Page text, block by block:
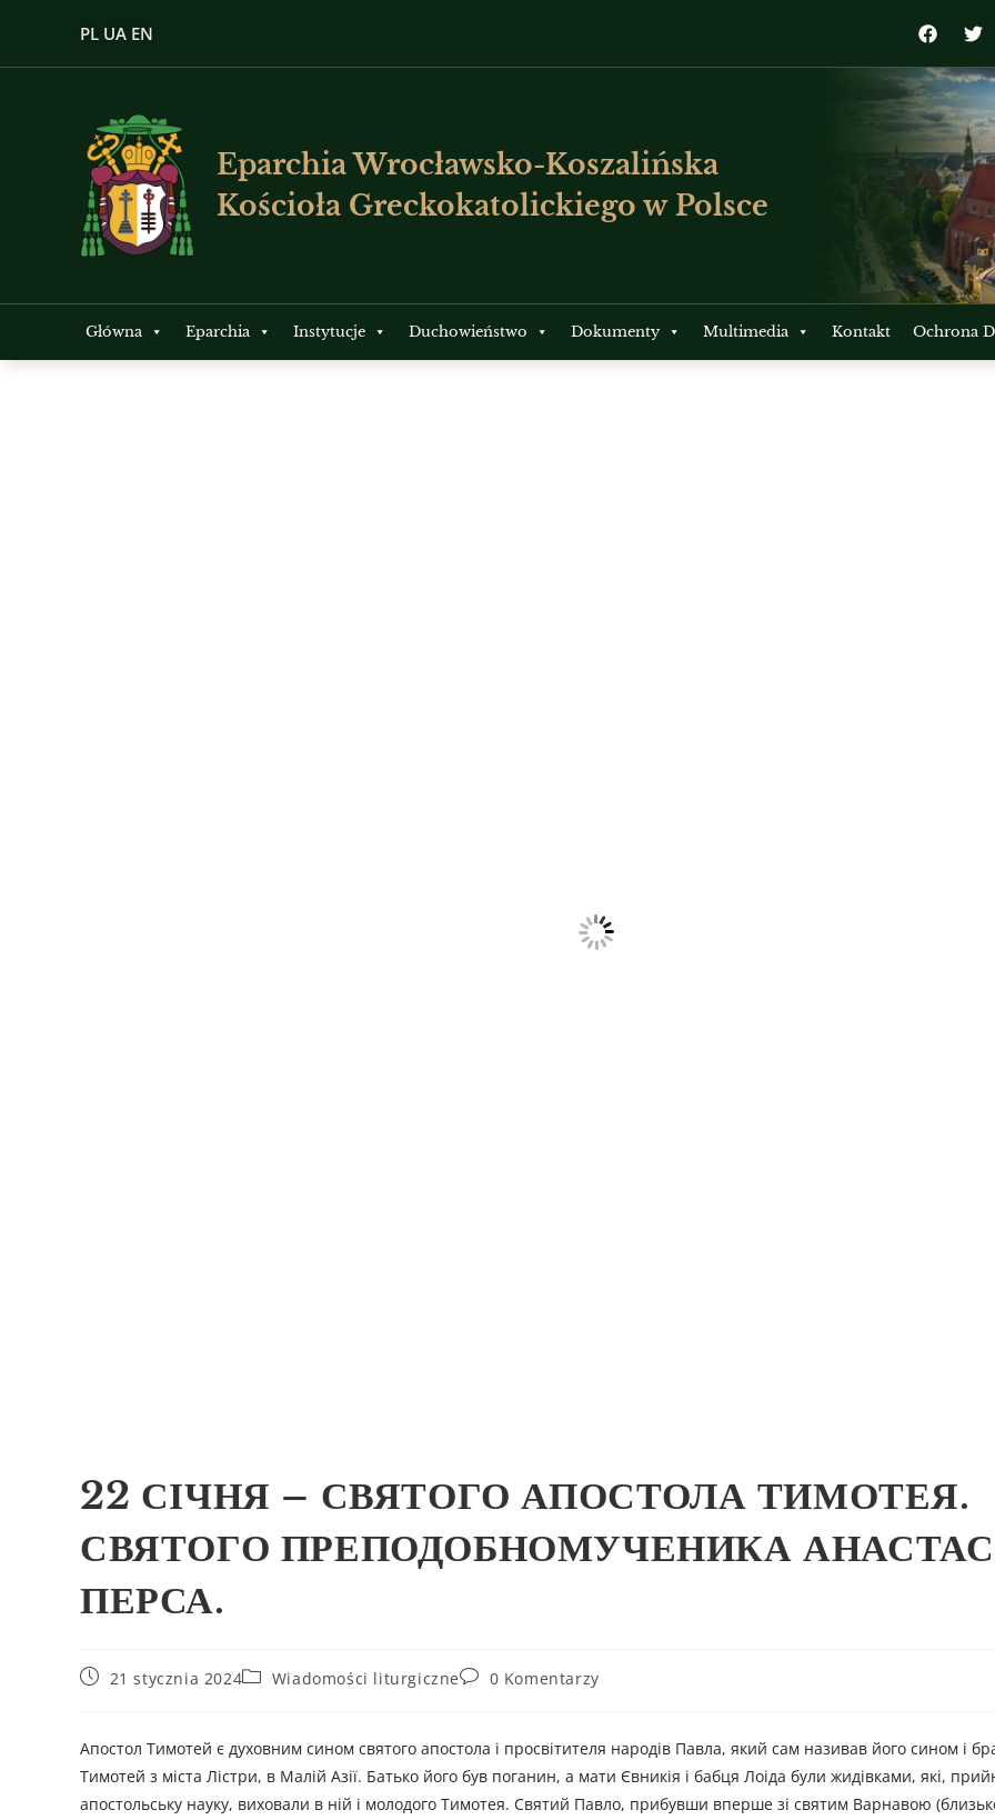
PL UA EN
Eparchia Wrocławsko-Koszalińska
Kościoła Greckokatolickiego w Polsce
Główna Eparchia Instytucje Duchowieństwo Dokumenty Multimedia Kontakt Ochrona
22 СІЧНЯ – СВЯТОГО АПОСТОЛА ТИМОТЕЯ.
СВЯТОГО ПРЕПОДОБНОМУЧЕНИКА
ПЕРСА.
21 stycznia 2024 Wiadomości liturgiczne 0 Komentarzy
Апостол Тимотей є духовним сином святого апостола і просвітителя народів Павла, який сам називав його сином і
Тимотей з міста Лістри, в Малій Азії. Батько його був поганин, а мати Євникія і бабця Лоіда були жидівками, які,
апостольську науку, виховали в ній і молодого Тимотея. Святий Павло, прибувши вперше зі святим Варнавою